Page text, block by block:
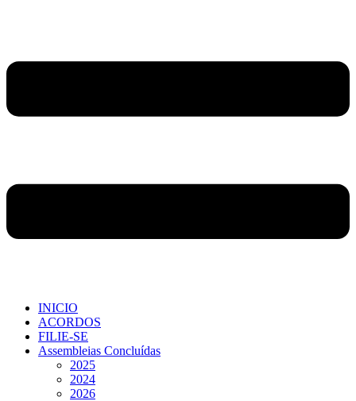
INICIO
ACORDOS
FILIE-SE
Assembleias Concluídas
2025
2024
2026